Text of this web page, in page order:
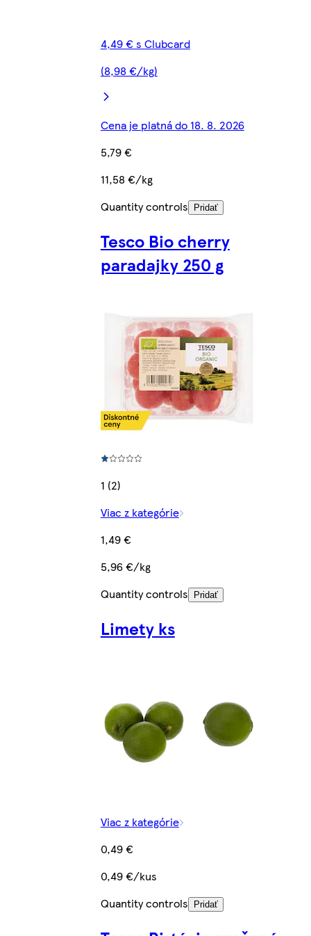
4,49 € s Clubcard
(8,98 €/kg)
Cena je platná do 18. 8. 2026
5,79 €
11,58 €/kg
Quantity controls
Pridať
Tesco Bio cherry
paradajky 250 g
1 (2)
Viac z kategórie
1,49 €
5,96 €/kg
Quantity controls
Pridať
Limety ks
Viac z kategórie
0,49 €
0,49 €/kus
Quantity controls
Pridať